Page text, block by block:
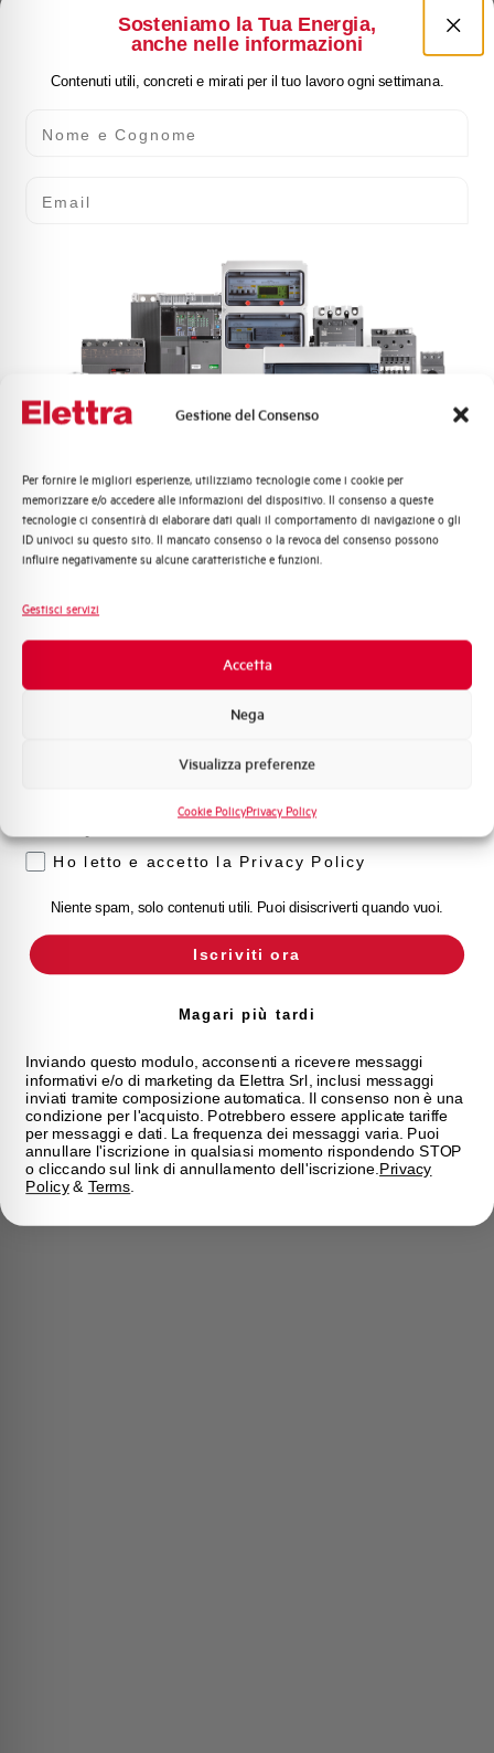
Gestione del Consenso
Per fornire le migliori esperienze, utilizziamo tecnologie come i cookie per
memorizzare e/o accedere alle informazioni del dispositivo. Il consenso a queste
tecnologie ci consentirà di elaborare dati quali il comportamento di navigazione o gli
ID univoci su questo sito. Il mancato consenso o la revoca del consenso possono
influire negativamente su alcune caratteristiche e funzioni.
Gestisci servizi
Accetta
Nega
Visualizza preferenze
Cookie PolicyPrivacy Policy
Sosteniamo la Tua Energia,
anche nelle informazioni
Contenuti utili, concreti e mirati per il tuo lavoro ogni settimana.
Quali argomenti ti interessano di più?
Distribuzione di Energia
Automazione Industriale
Sistema Quadri
Promozioni e offerte
Formazione tecnica
Voglio ricevere aggiornamenti, novità di
Ho letto e accetto la Privacy Policy
Niente spam, solo contenuti utili. Puoi disiscriverti quando vuoi.
Iscriviti ora
Magari più tardi
Inviando questo modulo, acconsenti a ricevere messaggi
informativi e/o di marketing da Elettra Srl, inclusi messaggi
inviati tramite composizione automatica. Il consenso non è una
condizione per l'acquisto. Potrebbero essere applicate tariffe
per messaggi e dati. La frequenza dei messaggi varia. Puoi
annullare l'iscrizione in qualsiasi momento rispondendo STOP
o cliccando sul link di annullamento dell'iscrizione. Privacy
Policy& Terms